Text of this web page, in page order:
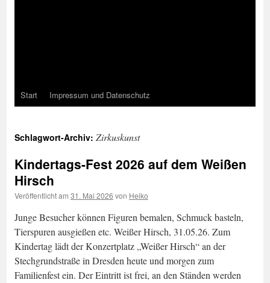
Start Impressum und Datenschutz
Schlagwort-Archiv: Zirkuskunst
Kindertags-Fest 2026 auf dem Weißen
Hirsch
Veröffentlicht am 31. Mai 2026 von Heiko
Junge Besucher können Figuren bemalen, Schmuck basteln,
Tierspuren ausgießen etc. Weißer Hirsch, 31.05.26. Zum
Kindertag lädt der Konzertplatz „Weißer Hirsch“ an der
Stechgrundstraße in Dresden heute und morgen zum
Familienfest ein. Der Eintritt ist frei, an den Ständen werden